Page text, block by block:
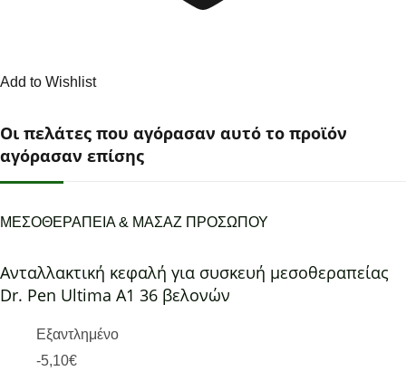
Add to Wishlist
Οι πελάτες που αγόρασαν αυτό το προϊόν
αγόρασαν επίσης
ΜΕΣΟΘΕΡΑΠΕΙΑ & ΜΑΣΑΖ ΠΡΟΣΩΠΟΥ
Ανταλλακτική κεφαλή για συσκευή μεσοθεραπείας
Dr. Pen Ultima A1 36 βελονών
Εξαντλημένο
-5,10€